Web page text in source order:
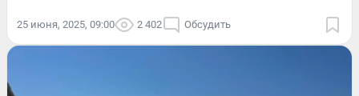
25 июня, 2025, 09:00 2 402 Обсудить